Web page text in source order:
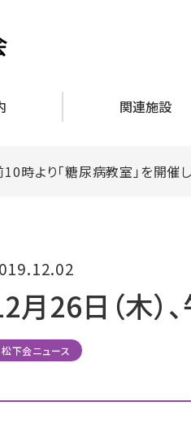
関連施設
10時より「糖尿病教室」を開催
月26日（木）
松下会ニュース